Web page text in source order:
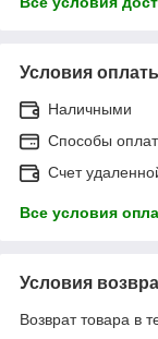
Условия
Наличными
Способы
Счет
Все условия
Условия
Возврат товара в